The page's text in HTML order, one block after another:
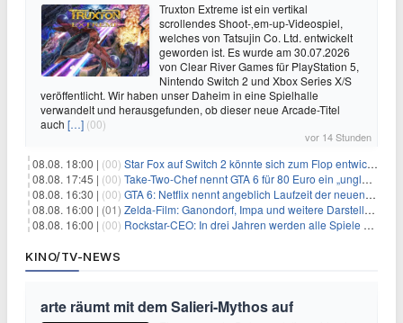
Truxton Extreme ist ein vertikal
scrollendes Shoot-‚em-up-Videospiel,
welches von Tatsujin Co. Ltd. entwickelt
geworden ist. Es wurde am 30.07.2026
von Clear River Games für PlayStation 5,
Nintendo Switch 2 und Xbox Series X/S
veröffentlicht. Wir haben unser Daheim in eine Spielhalle
verwandelt und herausgefunden, ob dieser neue Arcade-Titel
auch […] (00)
vor 14 Stunden
08.08. 18:00 | (00) Star Fox auf Switch 2 könnte sich zum Flop entwickeln
08.08. 17:45 | (00) Take-Two-Chef nennt GTA 6 für 80 Euro ein „unglaubliches Schnäppchen“
08.08. 16:30 | (00) GTA 6: Netflix nennt angeblich Laufzeit der neuen Gameplay-Präsentation
08.08. 16:00 | (01) Zelda-Film: Ganondorf, Impa und weitere Darsteller sollen feststehen
08.08. 16:00 | (00) Rockstar-CEO: In drei Jahren werden alle Spiele gestreamt
KINO/TV-NEWS
arte räumt mit dem Salieri-Mythos auf